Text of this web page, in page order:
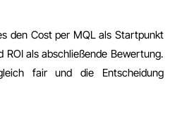
den Cost per MQL als Startpunkt
ROI als abschließende Bewertung.
fair und die Entscheidung